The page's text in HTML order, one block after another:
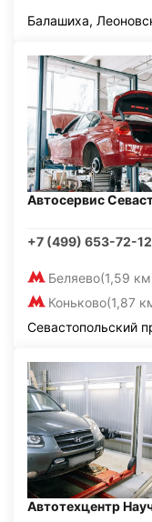
Балашиха,
Автосервис
+7 (499) 653-72-12
Беляево(1,59
Коньково(1,87
Севастопольский
Автотехцентр